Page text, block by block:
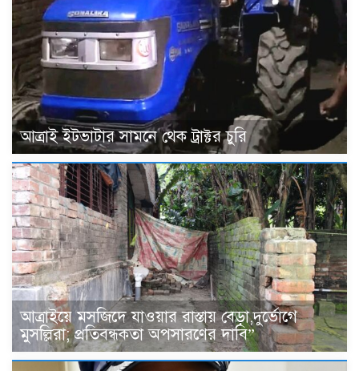
আত্রাই ইটভাটার সামনে থেক ট্রাক্টর চুরি
আত্রাইয়ে মসজিদে যাওয়ার রাস্তায় বেড়া,দুর্ভোগে
মুসল্লিরা; প্রতিবন্ধকতা অপসারণের দাবি”